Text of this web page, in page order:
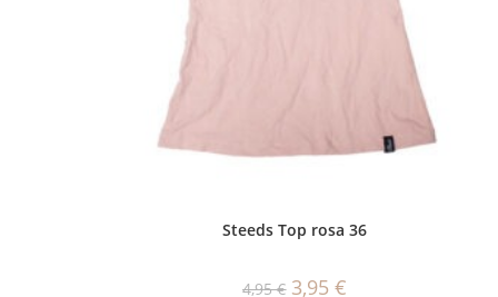
Steeds Top rosa 36
4,95€ Ursprünglicher
3,95€